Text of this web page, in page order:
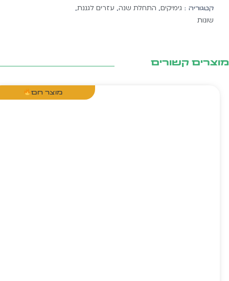
יח'קטגוריה : גימיקים,התחלת שנה,עזרים לגננת,
שונות
קשורים
מוצר חם